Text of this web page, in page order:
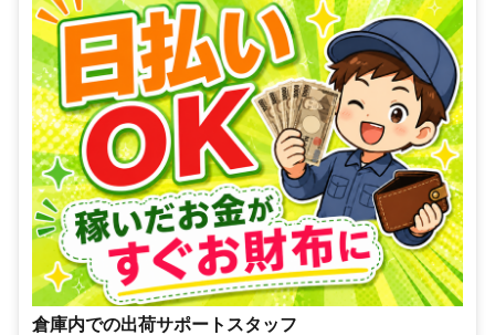
倉庫内での出荷サポートスタッフ